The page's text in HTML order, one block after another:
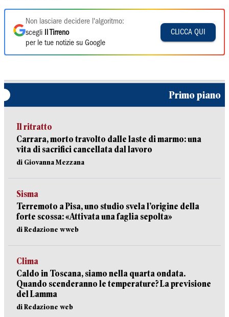
Non lasciare decidere l'algoritmo:
scegli
Il Tirreno
per le tue notizie su Google
CLICCA QUI
Primo piano
Il ritratto
Carrara, morto travolto dalle laste di marmo: una
vita di sacrifici cancellata dal lavoro
di Giovanna Mezzana
Sisma
Terremoto a Pisa, uno studio svela l’origine della
forte scossa: «Attivata una faglia sepolta»
di Redazione wweb
Clima
Caldo in Toscana, siamo nella quarta ondata.
Quando scenderanno le temperature? La previsione
del Lamma
di Redazione web